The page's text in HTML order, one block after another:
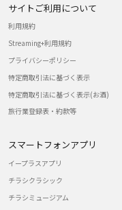
サイトご利用について
利用規約
Streaming+利用規約
プライバシーポリシー
特定商取引法に基づく表示
特定商取引法に基づく表示(お酒)
旅行業登録表・約款等
スマートフォンアプリ
イープラスアプリ
チラシクラシック
チラシミュージアム